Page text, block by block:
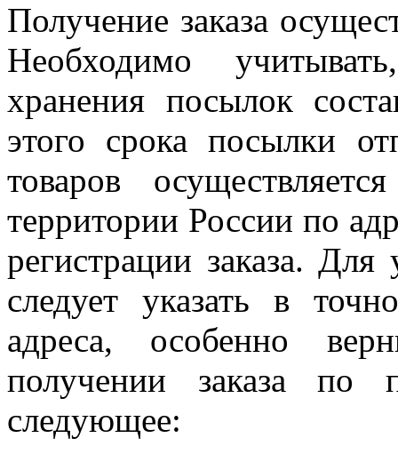
Получение заказа
Необходимо
хранения посылок
этого срока посылки
товаров
территории России по
регистрации заказа.
следует указать в
адреса, особенно
получении заказа по
следующее: